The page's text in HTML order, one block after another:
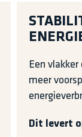
Een
meer
Dit levert